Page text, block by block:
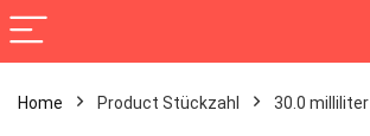
Home Product Stückzahl ‎30.0 milliliter